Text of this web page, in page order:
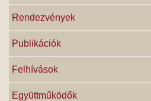
Rendezvények
Publikációk
Felhívások
Együttműködők